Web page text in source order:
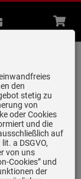
Beratung
|
den
stetig zu
von
oder Cookies
und die
auf
a DSGVO,
von uns
Cookies” und
der